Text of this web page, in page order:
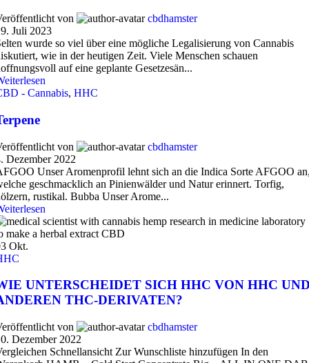
von
cbdhamster
Juli 2023
wurde so viel über eine mögliche Legalisierung von Cannabis
wie in der heutigen Zeit. Viele Menschen schauen
auf eine geplante Gesetzesän...
- Cannabis, HHC
von
cbdhamster
Dezember 2022
Unser Aromenprofil lehnt sich an die Indica Sorte AFGOO
geschmacklich an Pinienwälder und Natur erinnert. Torfig,
rustikal. Bubba Unser Arome...
Okt.
UNTERSCHEIDET SICH HHC VON HHC
THC-DERIVATEN?
von
cbdhamster
Dezember 2022
Schnellansicht Zur Wunschliste hinzufügen In den